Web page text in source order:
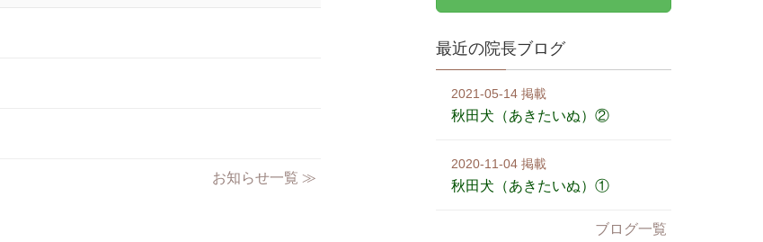
お知らせ一覧 ≫
最近の院長ブログ
2021-05-14
秋田犬（あきたいぬ）②
2020-11-04
秋田犬（あきたいぬ）①
ブログ一覧